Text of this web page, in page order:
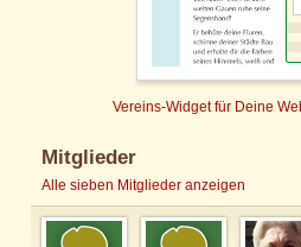
Vereins-Widget für Deine
Mitglieder
Alle sieben Mitglieder anzeigen